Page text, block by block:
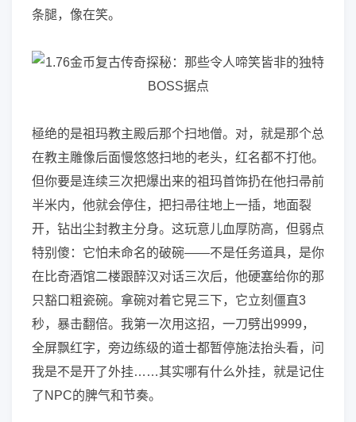
条腿，像在笑。
極绝的是祖玛教主殿后那个扫地僧。对，就是那个总
在教主雕像后面慢悠悠扫地的老头，红名都不打他。
但你要是连续三次把爆出来的祖玛首饰扔在他扫帚前
半米内，他就会停住，把扫帚往地上一插，地面裂
开，钻出尘封教主分身。这玩意儿血厚防高，但弱点
特别傻：它怕未命名的破碗——不是任务道具，是你
在比奇酒馆二楼跟醉汉对话三次后，他硬塞给你的那
只豁口粗瓷碗。拿碗对着它晃三下，它立刻僵直3
秒，暴击翻倍。我第一次用这招，一刀劈出9999，
全屏飘红字，旁边练级的道士都暂停施法抬头看，问
我是不是开了外挂……其实哪有什么外挂，就是记住
了NPC的脾气和节奏。